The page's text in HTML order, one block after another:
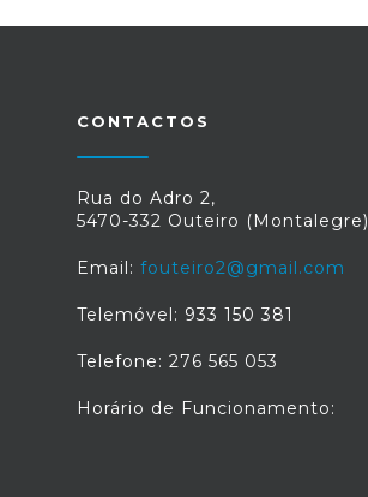
CONTACTOS
Rua do Adro 2,
5470-332 Outeiro (Montalegre)
Email: fouteiro2@gmail.com
Telemóvel: 933 150 381
Telefone: 276 565 053
Horário de Funcionamento: